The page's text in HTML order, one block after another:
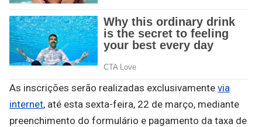
As inscrições serão realizadas exclusivamente via
internet, até esta sexta-feira, 22 de março, mediante
preenchimento do formulário e pagamento da taxa de